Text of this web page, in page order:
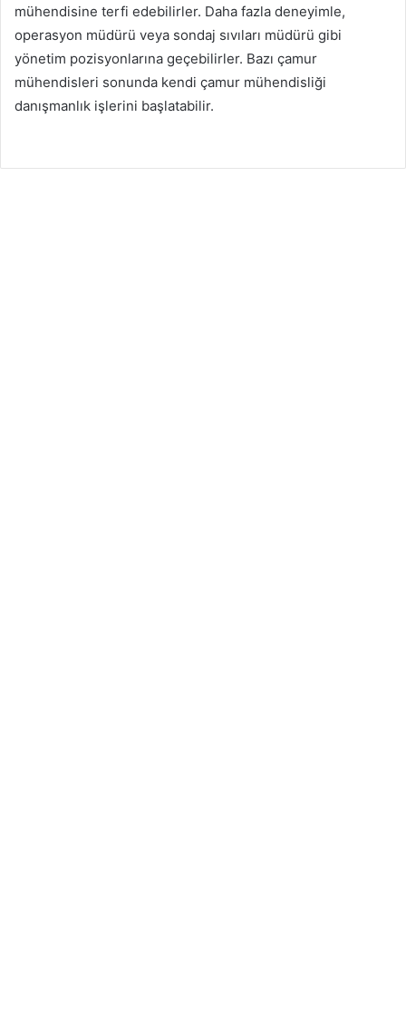
mühendisine terfi edebilirler. Daha fazla deneyimle,
operasyon müdürü veya sondaj sıvıları müdürü gibi
yönetim pozisyonlarına geçebilirler. Bazı çamur
mühendisleri sonunda kendi çamur mühendisliği
danışmanlık işlerini başlatabilir.